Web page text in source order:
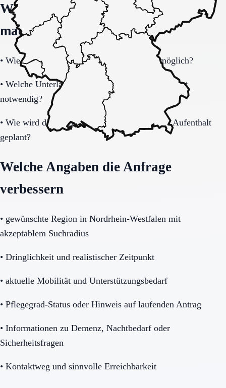
Welche Fragen den Unterschied
machen
• Wie schnell ist eine Aufnahme realistisch möglich?
• Welche Unterlagen und Informationen sind sofort
notwendig?
• Wie wird der Übergang nach dem befristeten Aufenthalt
geplant?
Welche Angaben die Anfrage
verbessern
• gewünschte Region in Nordrhein-Westfalen mit
akzeptablem Suchradius
• Dringlichkeit und realistischer Zeitpunkt
• aktuelle Mobilität und Unterstützungsbedarf
• Pflegegrad-Status oder Hinweis auf laufenden Antrag
• Informationen zu Demenz, Nachtbedarf oder
Sicherheitsfragen
• Kontaktweg und sinnvolle Erreichbarkeit